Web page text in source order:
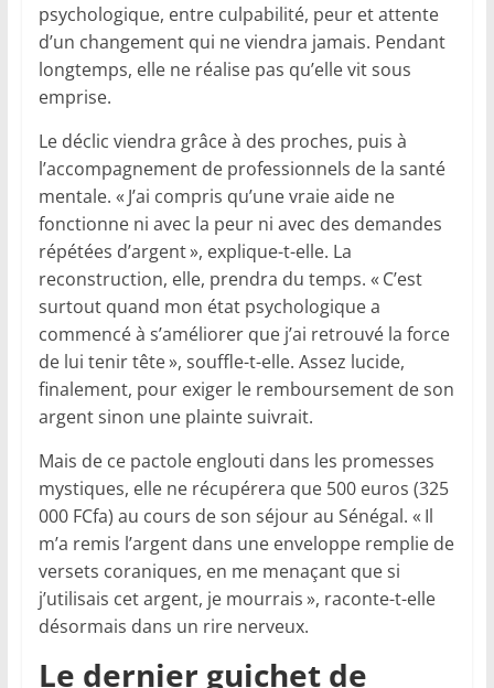
psychologique, entre culpabilité, peur et attente
d’un changement qui ne viendra jamais. Pendant
longtemps, elle ne réalise pas qu’elle vit sous
emprise.
Le déclic viendra grâce à des proches, puis à
l’accompagnement de professionnels de la santé
mentale. « J’ai compris qu’une vraie aide ne
fonctionne ni avec la peur ni avec des demandes
répétées d’argent », explique-t-elle. La
reconstruction, elle, prendra du temps. « C’est
surtout quand mon état psychologique a
commencé à s’améliorer que j’ai retrouvé la force
de lui tenir tête », souffle-t-elle. Assez lucide,
finalement, pour exiger le remboursement de son
argent sinon une plainte suivrait.
Mais de ce pactole englouti dans les promesses
mystiques, elle ne récupérera que 500 euros (325
000 FCfa) au cours de son séjour au Sénégal. « Il
m’a remis l’argent dans une enveloppe remplie de
versets coraniques, en me menaçant que si
j’utilisais cet argent, je mourrais », raconte-t-elle
désormais dans un rire nerveux.
Le dernier guichet de